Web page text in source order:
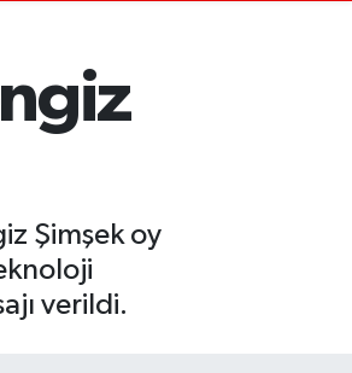
Şimşek oy
verildi.